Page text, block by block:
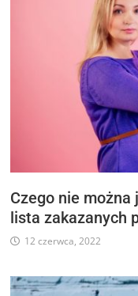
Czego nie można
lista zakazanych
12 czerwca, 2022